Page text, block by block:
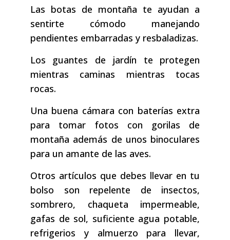
Las botas de montaña te ayudan a
sentirte cómodo manejando
pendientes embarradas y resbaladizas.
Los guantes de jardín te protegen
mientras caminas mientras tocas
rocas.
Una buena cámara con baterías extra
para tomar fotos con gorilas de
montaña además de unos binoculares
para un amante de las aves.
Otros artículos que debes llevar en tu
bolso son repelente de insectos,
sombrero, chaqueta impermeable,
gafas de sol, suficiente agua potable,
refrigerios y almuerzo para llevar,